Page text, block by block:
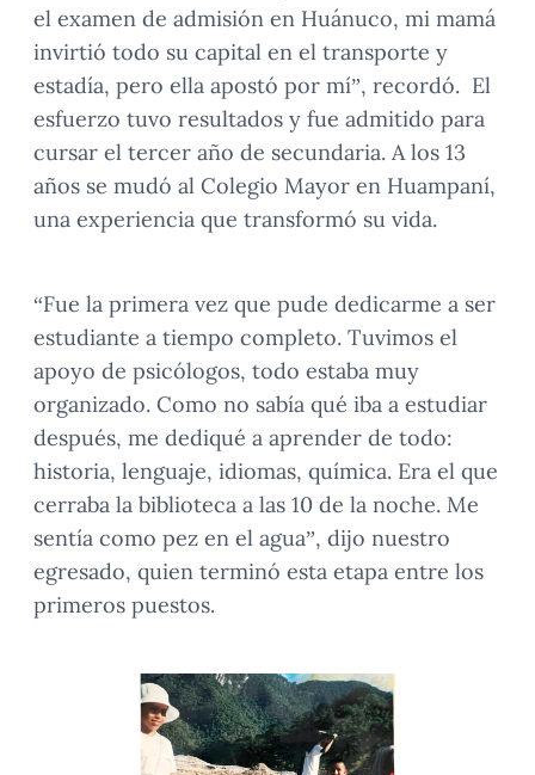
el examen de admisión en Huánuco, mi mamá
invirtió todo su capital en el transporte y
estadía, pero ella apostó por mí”, recordó. El
esfuerzo tuvo resultados y fue admitido para
cursar el tercer año de secundaria. A los 13
años se mudó al Colegio Mayor en Huampaní,
una experiencia que transformó su vida.
“Fue la primera vez que pude dedicarme a ser
estudiante a tiempo completo. Tuvimos el
apoyo de psicólogos, todo estaba muy
organizado. Como no sabía qué iba a estudiar
después, me dediqué a aprender de todo:
historia, lenguaje, idiomas, química. Era el que
cerraba la biblioteca a las 10 de la noche. Me
sentía como pez en el agua”, dijo nuestro
egresado, quien terminó esta etapa entre los
primeros puestos.